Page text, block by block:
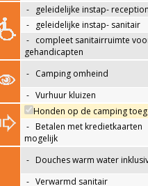
-
geleidelijke instap-
-
geleidelijke instap- sanitair
- compleet sanitairruimte
gehandicapten
- Camping omheind
- Vurhuur kluizen
Honden op de camping
- Betalen met kredietkaarten
mogelijk
- Douches warm water
- Verwarmd sanitair